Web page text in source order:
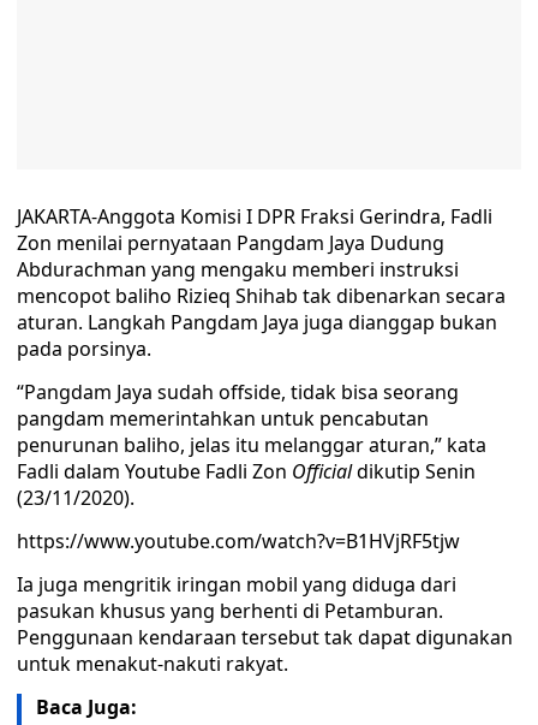
JAKARTA-Anggota Komisi I DPR Fraksi Gerindra, Fadli
Zon menilai pernyataan Pangdam Jaya Dudung
Abdurachman yang mengaku memberi instruksi
mencopot baliho Rizieq Shihab tak dibenarkan secara
aturan. Langkah Pangdam Jaya juga dianggap bukan
pada porsinya.
“Pangdam Jaya sudah offside, tidak bisa seorang
pangdam memerintahkan untuk pencabutan
penurunan baliho, jelas itu melanggar aturan,” kata
Fadli dalam Youtube Fadli Zon Officialdikutip Senin
(23/11/2020).
https://www.youtube.com/watch?v=B1HVjRF5tjw
Ia juga mengritik iringan mobil yang diduga dari
pasukan khusus yang berhenti di Petamburan.
Penggunaan kendaraan tersebut tak dapat digunakan
untuk menakut-nakuti rakyat.
Baca Juga: